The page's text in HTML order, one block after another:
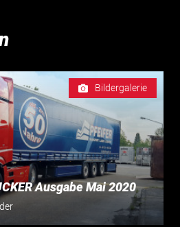
Bildergalerie
Ausgabe Mai 2020